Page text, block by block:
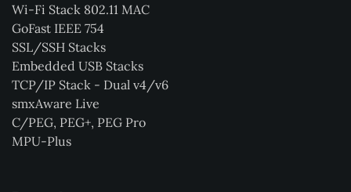
Wi-Fi Stack 802.11 MAC
GoFast IEEE 754
SSL/SSH Stacks
Embedded USB Stacks
TCP/IP Stack - Dual v4/v6
smxAware Live
C/PEG, PEG+, PEG Pro
MPU-Plus